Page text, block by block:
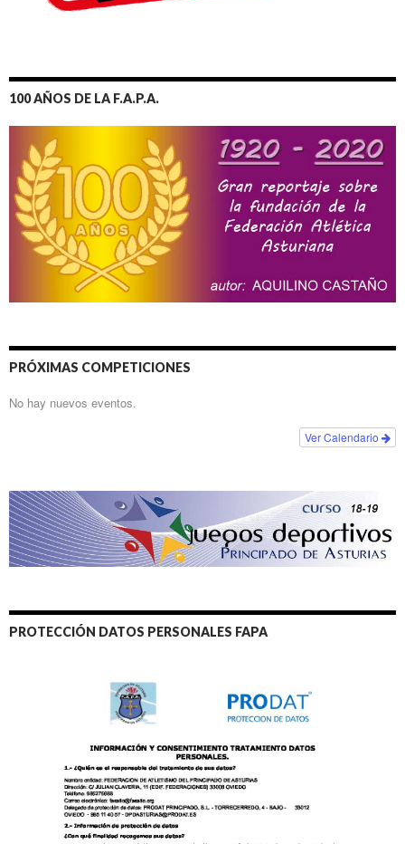
100 AÑOS DE LA F.A.P.A.
PRÓXIMAS COMPETICIONES
No hay nuevos eventos.
Ver Calendario
PROTECCIÓN DATOS PERSONALES FAPA